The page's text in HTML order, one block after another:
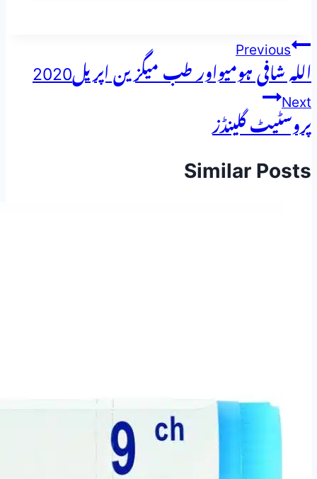
پوسٹوں
کی
نیویگیشن
Previous
اللہ شافی ہومیواور طب میگزین اپریل2020
Next
پروسٹیٹ گلینڈز
Similar Posts